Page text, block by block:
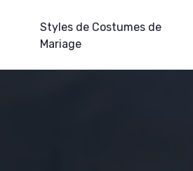
Styles de Costumes de
Mariage